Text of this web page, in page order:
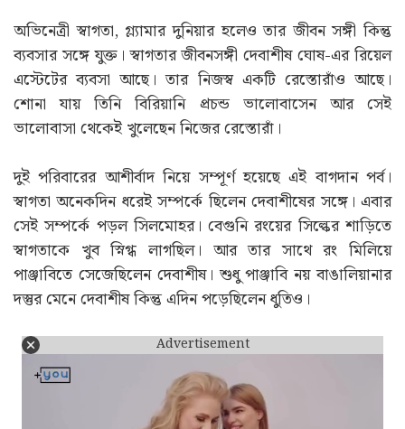
অভিনেত্রী স্বাগতা, গ্ল্যামার দুনিয়ার হলেও তার জীবন সঙ্গী কিন্তু
ব্যবসার সঙ্গে যুক্ত। স্বাগতার জীবনসঙ্গী দেবাশীষ ঘোষ-এর রিয়েল
এস্টেটের ব্যবসা আছে। তার নিজস্ব একটি রেস্তোরাঁও আছে।
শোনা যায় তিনি বিরিয়ানি প্রচন্ড ভালোবাসেন আর সেই
ভালোবাসা থেকেই খুলেছেন নিজের রেস্তোরাঁ।
দুই পরিবারের আশীর্বাদ নিয়ে সম্পূর্ণ হয়েছে এই বাগদান পর্ব।
স্বাগতা অনেকদিন ধরেই সম্পর্কে ছিলেন দেবাশীষের সঙ্গে। এবার
সেই সম্পর্কে পড়ল সিলমোহর। বেগুনি রংয়ের সিল্কের শাড়িতে
স্বাগতাকে খুব স্নিগ্ধ লাগছিল। আর তার সাথে রং মিলিয়ে
পাঞ্জাবিতে সেজেছিলেন দেবাশীষ। শুধু পাঞ্জাবি নয় বাঙালিয়ানার
দস্তুর মেনে দেবাশীষ কিন্তু এদিন পড়েছিলেন ধুতিও।
Advertisement